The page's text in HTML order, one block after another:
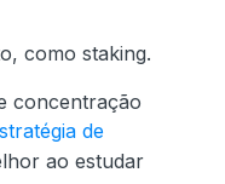
como staking.
concentração
de
ao estudar